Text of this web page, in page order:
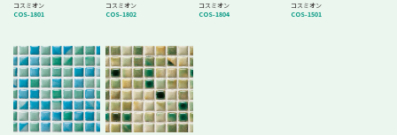
コスミオン
COS-1801
コスミオン
COS-1802
コスミオン
COS-1804
コスミオン
COS-1501